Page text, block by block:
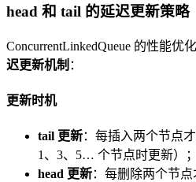
head 和 tail 的延迟更新策略
ConcurrentLinkedQueue 的性能优
迟更新机制 ：
更新时机
tail 更新：每插入两个节点
1、3、5… 个节点时更新）；
head 更新：每删除两个节